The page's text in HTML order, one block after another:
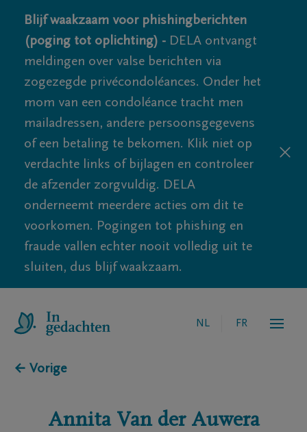
Blijf waakzaam voor phishingberichten
(poging tot oplichting) - DELA ontvangt
meldingen over valse berichten via
zogezegde privécondoléances. Onder het
mom van een condoléance tracht men
mailadressen, andere persoonsgegevens
of een betaling te bekomen. Klik niet op
verdachte links of bijlagen en controleer
de afzender zorgvuldig. DELA
onderneemt meerdere acties om dit te
voorkomen. Pogingen tot phishing en
fraude vallen echter nooit volledig uit te
sluiten, dus blijf waakzaam.
NL FR
← Vorige
Annita Van der Auwera